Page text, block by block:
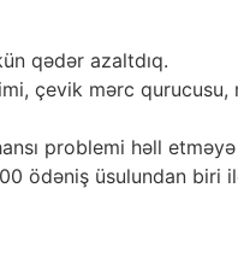
qədər azaltdıq.
çevik mərc qurucusu,
problemi həll
ödəniş üsulundan biri